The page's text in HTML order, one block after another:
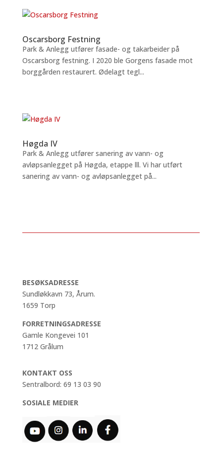
Oscarsborg Festning
Park & Anlegg utfører fasade- og takarbeider på
Oscarsborg festning. I 2020 ble Gorgens fasade mot
borggården restaurert. Ødelagt tegl...
Høgda IV
Park & Anlegg utfører sanering av vann- og
avløpsanlegget på Høgda, etappe lll. Vi har utført
sanering av vann- og avløpsanlegget på...
BESØKSADRESSE
Sundløkkavn 73, Årum.
1659 Torp
FORRETNINGSADRESSE
Gamle Kongevei 101
1712 Grålum
KONTAKT OSS
Sentralbord: 69 13 03 90
SOSIALE MEDIER